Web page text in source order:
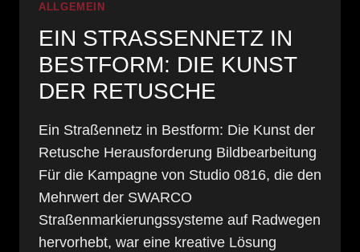
ALLGEMEIN
EIN STRASSENNETZ IN B
ESTFORM: DIE KUNST D
ER RETUSCHE
Ein Straßennetz in Bestform: Die Kunst der
Retusche Herausforderung Bildbearbeitung
Für die Kampagne von Studio 0816, die den
Mehrwert der SWARCO
Straßenmarkierungssysteme auf Radwegen
hervorhebt, war eine kreative Lösung